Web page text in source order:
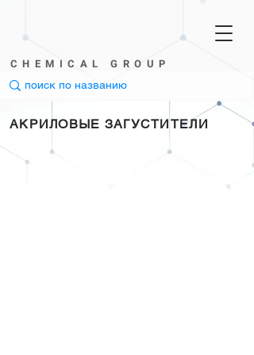
CHEMICAL GROUP
АКРИЛОВЫЕ ЗАГУСТИТЕЛИ